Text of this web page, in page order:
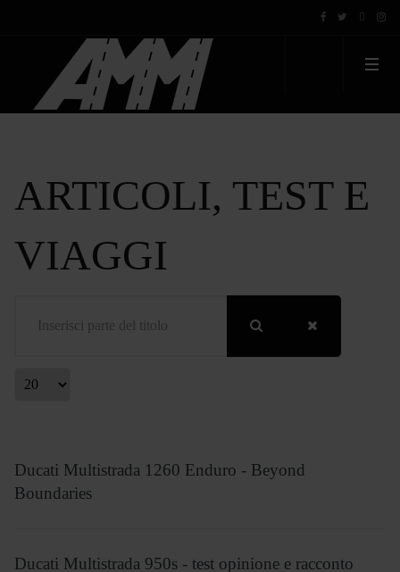
ARTICOLI, TEST E
VIAGGI
Visualizza #
Ducati Multistrada 1260 Enduro - Beyond
Boundaries
Ducati Multistrada 950s - test opinione e racconto